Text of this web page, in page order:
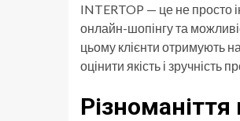
INTERTOP — це не просто
онлайн-шопінгу та
цьому клієнти отримують
оцінити якість і зручність